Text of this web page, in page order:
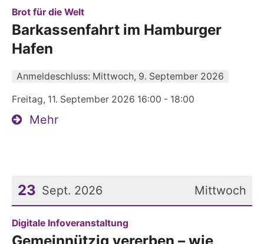
Datum: 11. September 2026
Brot für die Welt:
Barkassenfahrt im Hamburger
Hafen
Anmeldeschluss: Mittwoch, 9. September 2026
Freitag, 11. September 2026 16:00 - 18:00
Mehr
Mittwoch
23 Sept. 2026
Datum: 23. September 2026
Digitale Infoveranstaltung